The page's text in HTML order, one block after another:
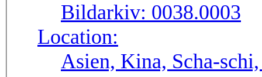
Bildarkiv: 0038.0003
Location:
Asien, Kina, Scha-